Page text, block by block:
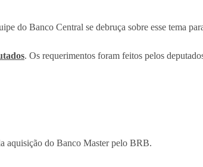
do Banco Central se debruça sobre esse tema
. Os requerimentos foram feitos pelos
aquisição do Banco Master pelo BRB.